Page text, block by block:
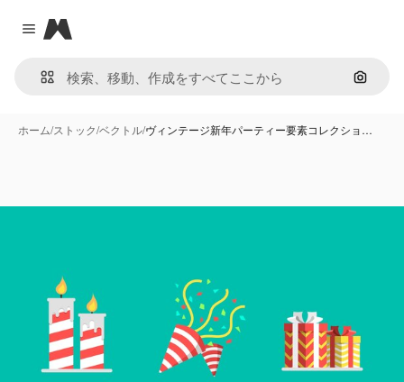
Close menu
Magnific
画像で
ホーム/ストック/ベクトル/ヴィンテージ新年パーティー要素コレクショ…